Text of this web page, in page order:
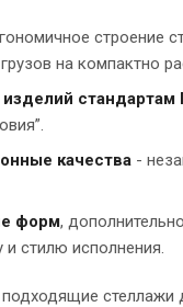
строение
на компактно
качества -
форм,
стилю исполнения.
стеллажи